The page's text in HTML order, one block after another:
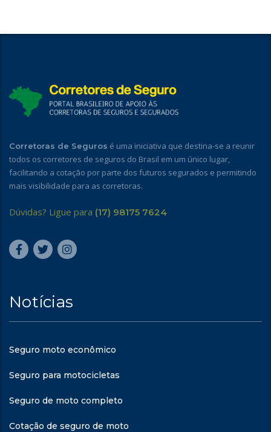
Corretoras de Seguros é uma iniciativa que destina-se a reunir
todos os corretores de seguros do Brasil em um único lugar,
facilitando a cotação por parte dos futuros segurados e permitindo
mais visibilidade para as corretoras.
Dúvidas? Ligue para (17) 98175 7624
Notícias
Seguro moto econômico
Seguro para motocicletas
Seguro de moto completo
Cotação de seguro de moto